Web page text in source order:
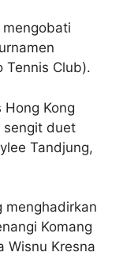
Tennis Club).
Kong
sengit duet
Tandjung,
menghadirkan
Komang
Wisnu Kresna